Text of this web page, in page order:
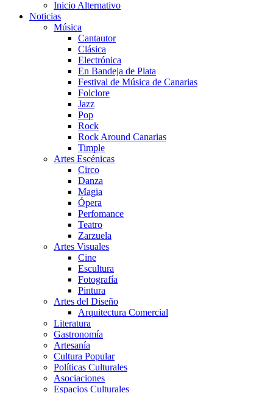
Inicio Alternativo
Noticias
Música
Cantautor
Clásica
Electrónica
En Bandeja de Plata
Festival de Música de Canarias
Folclore
Jazz
Pop
Rock
Rock Around Canarias
Timple
Artes Escénicas
Circo
Danza
Magia
Ópera
Perfomance
Teatro
Zarzuela
Artes Visuales
Cine
Escultura
Fotografía
Pintura
Artes del Diseño
Arquitectura Comercial
Literatura
Gastronomía
Artesanía
Cultura Popular
Políticas Culturales
Asociaciones
Espacios Culturales